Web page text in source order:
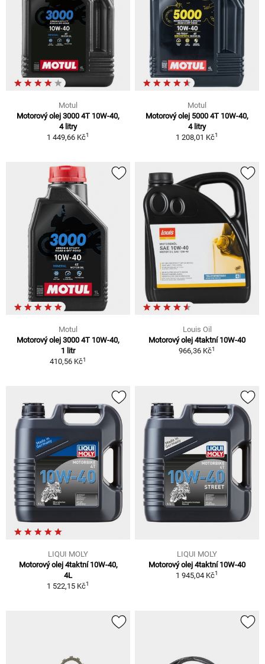
Motul
Motorový olej 3000 4T 10W-40,
4 litry
1 449,66 Kč1
Motul
Motorový olej 5000 4T 10W-40,
4 litry
1 208,01 Kč1
Motul
Motorový olej 3000 4T 10W-40,
1 litr
410,56 Kč1
Louis Oil
Motorový olej 4taktní 10W-40
966,36 Kč1
LIQUI MOLY
Motorový olej 4taktní 10W-40,
4L
1 522,15 Kč1
LIQUI MOLY
Motorový olej 4taktní 10W-40
1 945,04 Kč1